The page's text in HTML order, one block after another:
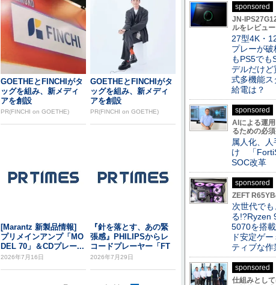
GOETHEとFINCHIがタ
ッグを組み、新メディ
アを創設
PR(FINCHI on GOETHE)
GOETHEとFINCHIがタ
ッグを組み、新メディ
アを創設
PR(FINCHI on GOETHE)
[Marantz 新製品情報]
プリメインアンプ「MO
DEL 70」＆CDプレー...
2026年7月16日
『針を落とす、あの緊
張感』PHILIPSからレ
コードプレーヤー「FT
1」とアクテ...
2026年7月29日
sponsored
JN-
ルをレビュー
27型4K・
プレーが
もPS5でも
デルだけど
式多機能ス
給電は？
sponsored
AIによる運
るための必
属人化、
け 「
SOC改革
sponsored
ZEFT
次世代で
る!?Ryzen
5070を搭
ド安定ゲ
ティブな
sponsored
仕組みとし